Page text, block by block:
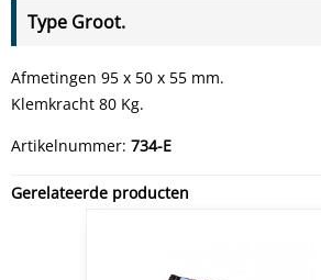
Type Groot.
Afmetingen 95 x 50 x 55 mm.
Klemkracht 80 Kg.
Artikelnummer: 734-E
Gerelateerde producten